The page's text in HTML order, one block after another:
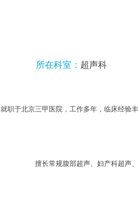
所在科室： 超声科
职于北京三甲医院，工作多年，临床经验
擅长常规腹部超声、妇产科超声